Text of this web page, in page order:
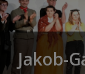
Jakob-